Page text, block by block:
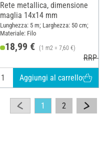
Rete metallica, dimensione
maglia 14x14 mm
Lunghezza: 5 m; Larghezza: 50 cm;
Materiale: Filo
18,99 € (1 m2 = 7,60 €)
RRP
Aggiungi al carrello
1 2